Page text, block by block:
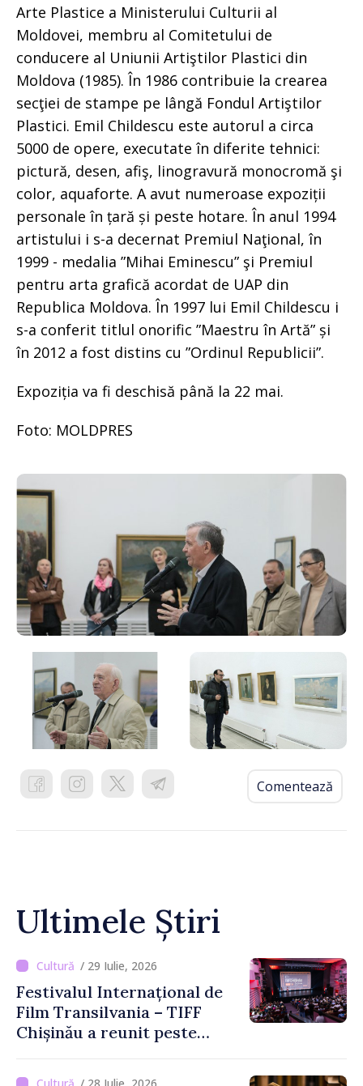
Arte Plastice a Ministerului Culturii al
Moldovei, membru al Comitetului de
conducere al Uniunii Artiştilor Plastici din
Moldova (1985). În 1986 contribuie la crearea
secţiei de stampe pe lângă Fondul Artiştilor
Plastici. Emil Childescu este autorul a circa
5000 de opere, executate în diferite tehnici:
pictură, desen, afiş, linogravură monocromă şi
color, aquaforte. A avut numeroase expoziții
personale în țară și peste hotare. În anul 1994
artistului i s-a decernat Premiul Naţional, în
1999 - medalia ”Mihai Eminescu” şi Premiul
pentru arta grafică acordat de UAP din
Republica Moldova. În 1997 lui Emil Childescu i
s-a conferit titlul onorific ”Maestru în Artă” și
în 2012 a fost distins cu ”Ordinul Republicii”.
Expoziția va fi deschisă până la 22 mai.
Foto: MOLDPRES
Comentează
Ultimele Știri
/ 29 Iulie, 2026
Festivalul Internațional de
Film Transilvania – TIFF
Chișinău a reunit peste
de-a șasea ediție
/ 28 Iulie, 2026